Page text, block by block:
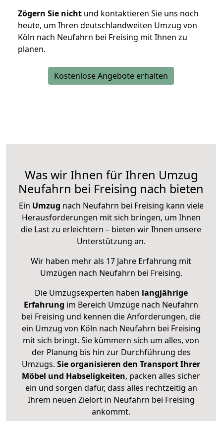
Zögern Sie nicht und kontaktieren Sie uns noch
heute, um Ihren deutschlandweiten Umzug von
Köln nach Neufahrn bei Freising mit Ihnen zu
planen.
Kostenlose Angebote erhalten
Was wir Ihnen für Ihren Umzug
Neufahrn bei Freising nach bieten
Ein Umzug nach Neufahrn bei Freising kann viele
Herausforderungen mit sich bringen, um Ihnen
die Last zu erleichtern – bieten wir Ihnen unsere
Unterstützung an.
Wir haben mehr als 17 Jahre Erfahrung mit
Umzügen nach Neufahrn bei Freising.
Die Umzugsexperten haben langjährige
Erfahrung im Bereich Umzüge nach Neufahrn
bei Freising und kennen die Anforderungen, die
ein Umzug von Köln nach Neufahrn bei Freising
mit sich bringt. Sie kümmern sich um alles, von
der Planung bis hin zur Durchführung des
Umzugs. Sie organisieren den Transport Ihrer
Möbel und Habseligkeiten, packen alles sicher
ein und sorgen dafür, dass alles rechtzeitig an
Ihrem neuen Zielort in Neufahrn bei Freising
ankommt.